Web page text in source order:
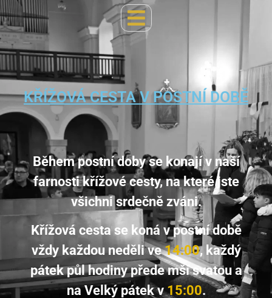
KŘÍŽOVÁ CESTA V POSTNÍ DOBĚ
Během postní doby se konají v naší
farnosti křížové cesty, na které jste
všichni srdečně zváni.
Křížová cesta se koná v postní době
vždy každou neděli ve 14:00, každý
pátek půl hodiny přede mší svatou a
na Velký pátek v 15:00.